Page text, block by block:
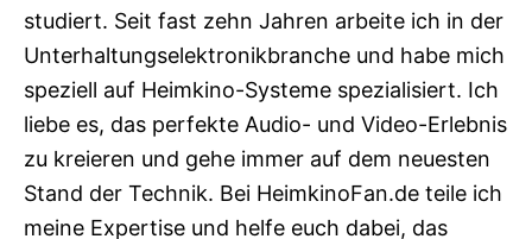
studiert. Seit fast zehn Jahren arbeite ich in der
Unterhaltungselektronikbranche und habe mich
speziell auf Heimkino-Systeme spezialisiert. Ich
liebe es, das perfekte Audio- und Video-Erlebnis
zu kreieren und gehe immer auf dem neuesten
Stand der Technik. Bei HeimkinoFan.de teile ich
meine Expertise und helfe euch dabei, das